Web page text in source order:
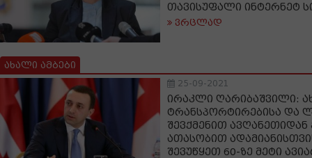
თავისუფალი ინტერნეტ
ვრცლად
ახალი ამბები
25-09-2021
ირაკლი ღარიბაშვილი:
ტრანსპორტირებისა და
შევქმენით
ათასობით
შევუწყეთ 60-ზე მეტი